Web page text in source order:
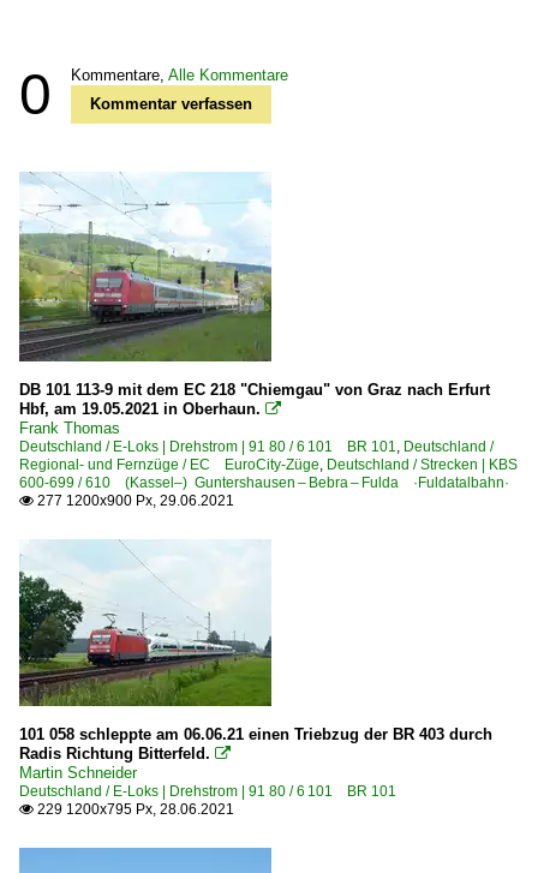
0 Kommentare, Alle Kommentare
Kommentar verfassen
DB 101 113-9 mit dem EC 218 "Chiemgau" von Graz nach Erfurt
Hbf, am 19.05.2021 in Oberhaun. 
Frank Thomas
Deutschland / E-Loks | Drehstrom | 91 80 / 6 101 BR 101
Deutschland /
Regional- und Fernzüge / EC EuroCity-Züge Deutschland / Strecken | KBS
600-699 / 610 (Kassel–) Guntershausen – Bebra – Fulda ·Fuldatalbahn·
 277 1200x900 Px, 29.06.2021
101 058 schleppte am 06.06.21 einen Triebzug der BR 403 durch
Radis Richtung Bitterfeld. 
Martin Schneider
Deutschland / E-Loks | Drehstrom | 91 80 / 6 101 BR 101
 229 1200x795 Px, 28.06.2021